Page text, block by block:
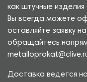
как штучные
Вы всегда можете
оставляйте заявку
обращайтесь
Доставка ведется